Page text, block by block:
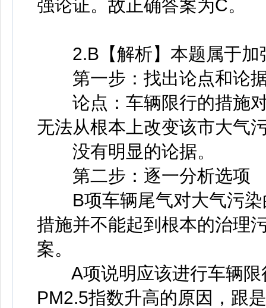
强论证。故正确答案为C。
2.B【解析】本题属于加
第一步：找出论点和论
论点：车辆限行的措施对
无法从根本上改变该市大气
没有明显的论据。
第二步：逐一分析选项
B项车辆尾气对大气污染
措施并不能起到根本的治理
案。
A项说明应该进行车辆限
PM2.5指数升高的原因，跟